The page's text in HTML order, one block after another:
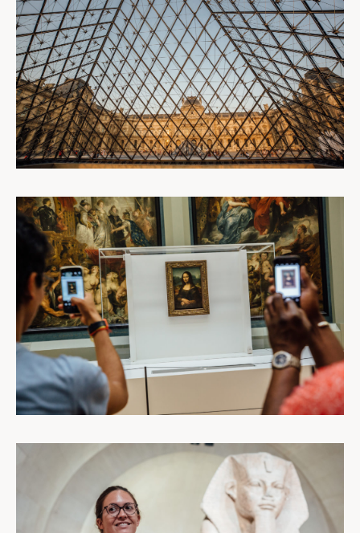
REPORTAGES
PERSONNEL
PORTRAITS
CORPORATE
DESTINATIONS
BLOG
À PROPOS
CONTACT